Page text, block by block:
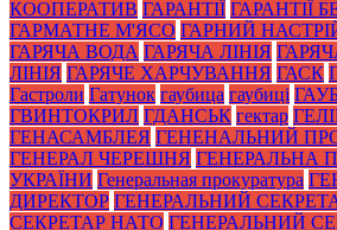
КООПЕРАТИВ ГАРАНТІЇ ГАРАНТІЇ
ГАРМАТНЕ М'ЯСО ГАРНИЙ
ГАРЯЧА ВОДА ГАРЯЧА ЛІНІЯ
ЛІНІЯ ГАРЯЧЕ ХАРЧУВАННЯ ГАСК
Гастроли Гатунок гаубица гаубиці
ГВИНТОКРИЛ ГДАНСЬК гектар
ГЕНАСАМБЛЕЯ ГЕНЕНАЛЬНИЙ
ГЕНЕРАЛ ЧЕРЕШНЯ ГЕНЕРАЛЬНА
УКРАЇНИ Генеральная прокуратура
ДИРЕКТОР ГЕНЕРАЛЬНИЙ
СЕКРЕТАР НАТО ГЕНЕРАЛЬНИЙ